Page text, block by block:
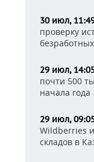
30 июл,
проверку
29 июл,
почти 500
начала года
29 июл,
Wildberries
складов в